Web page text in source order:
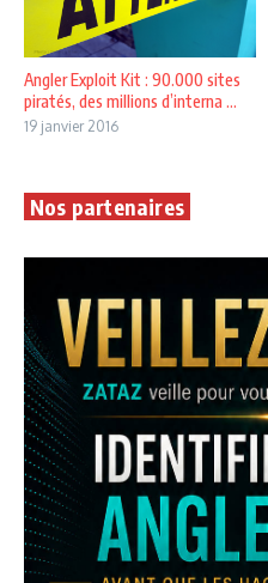
Angler Exploit Kit : 90.000 sites
piratés, des millions d’interna ...
19 janvier 2016
Nos partenaires